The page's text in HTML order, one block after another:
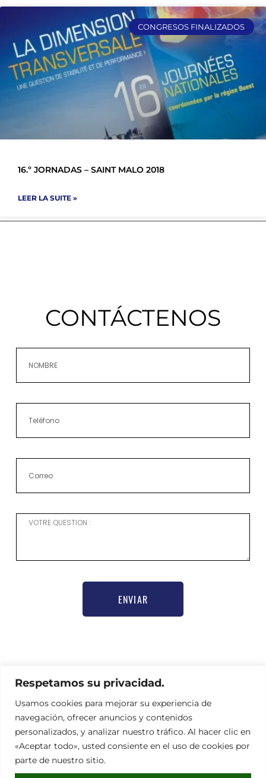
Respetamos su privacidad.
Usamos cookies para mejorar su experiencia de
navegación, ofrecer anuncios y contenidos
personalizados, y analizar nuestro tráfico. Al hacer clic en
«Aceptar todo», usted consiente en el uso de cookies por
parte de nuestro sitio.
CONGRESOS FINALIZADOS
16.º JORNADAS – SAINT MALO 2018
LEER LA SUITE »
CONTÁCTENOS
ENVIAR
de ayuda para registrarse,
comunicación Nathalie Hamel
bioprogsbr@gmail.com TEL : +33 6 23 08 79 66
Dirección
91
Aviso legal